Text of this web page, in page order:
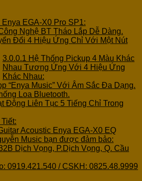
EGA-X0 Pro SP1:
Nghệ BT Tháo Lắp Dễ Dàng.
Đổi 4 Hiệu Ứng Chỉ Với Một Nút
3.0.0.1 Hệ Thống Pickup 4 Màu Khác
Nhau Tương Ứng Với 4 Hiệu Ứng
Khác Nhau:
“Enya Music” Với Âm Sắc Đa Dạng.
Loa Bluetooth.
Động Liên Tục 5 Tiếng Chỉ Trong
Acoustic Enya EGA-X0 EQ
Music bạn được đảm bảo:
Dịch Vọng, P.Dịch Vọng, Q. Cầu
0919.421.540 / CSKH: 0825.48.9999